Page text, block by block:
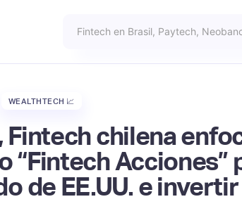
WEALTHTECH 📈
Fintech chilena
“Fintech Acciones”
de EE.UU. e